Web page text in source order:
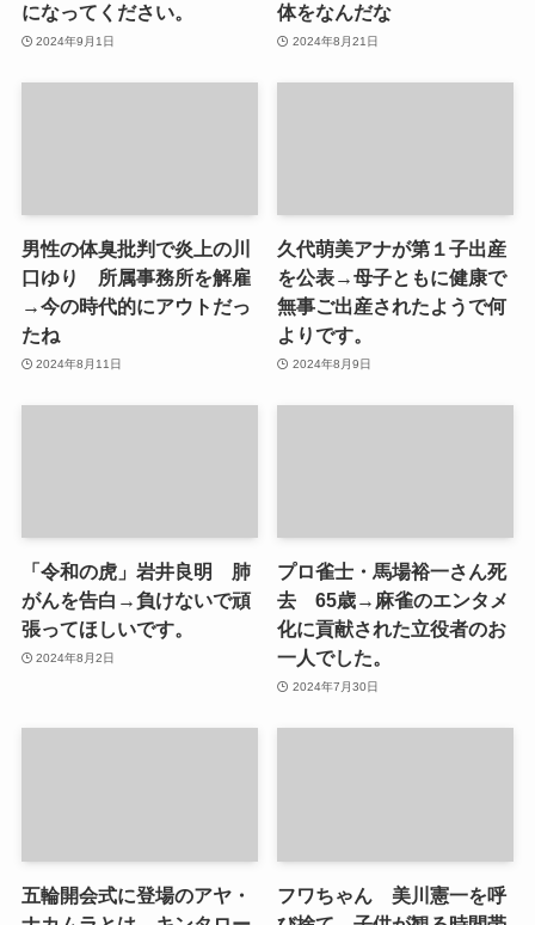
になってください。
2024年9月1日
体をなんだな
2024年8月21日
男性の体臭批判で炎上の川
口ゆり 所属事務所を解雇
→今の時代的にアウトだっ
たね
2024年8月11日
久代萌美アナが第１子出産
を公表→母子ともに健康で
無事ご出産されたようで何
よりです。
2024年8月9日
「令和の虎」岩井良明 肺
がんを告白→負けないで頑
張ってほしいです。
2024年8月2日
プロ雀士・馬場裕一さん死
去 65歳→麻雀のエンタメ
化に貢献された立役者のお
一人でした。
2024年7月30日
五輪開会式に登場のアヤ・
フワちゃん 美川憲一を呼